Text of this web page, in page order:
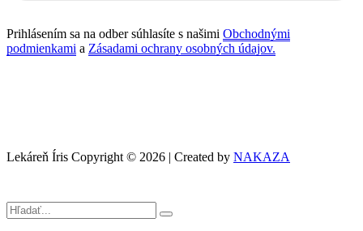
Prihlásením sa na odber súhlasíte s našimi Obchodnými
podmienkami a Zásadami ochrany osobných údajov.
Lekáreň Íris Copyright © 2026 | Created by NAKAZA